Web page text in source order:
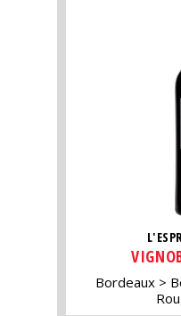
Bordeaux